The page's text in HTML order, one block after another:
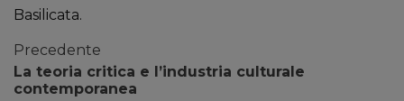
Basilicata.
Precedente
La teoria critica e l’industria culturale
contemporanea